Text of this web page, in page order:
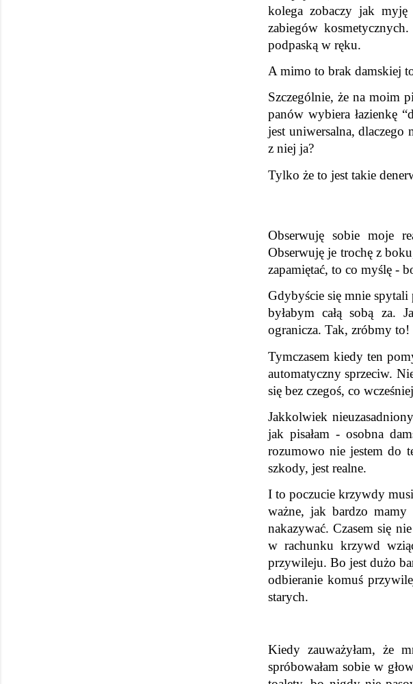
kolega zobaczy jak
zabiegów
podpaską w ręku.
A mimo to brak damskiej
Szczególnie, że na moim
panów wybiera łazienkę
jest uniwersalna, dlaczego
z niej ja?
Tylko że to jest takie
Obserwuję sobie moje
Obserwuję je trochę z
zapamiętać, to co myślę -
Gdybyście się mnie spytali
byłabym całą sobą za.
ogranicza. Tak, zróbmy to!
Tymczasem kiedy ten
automatyczny sprzeciw.
się bez czegoś, co
Jakkolwiek
jak pisałam - osobna
rozumowo nie jestem do
szkody, jest realne.
I to poczucie krzywdy
ważne, jak bardzo mamy
nakazywać. Czasem się
w rachunku krzywd
przywileju. Bo jest dużo
odbieranie komuś
starych.
Kiedy zauważyłam, że
spróbowałam sobie w